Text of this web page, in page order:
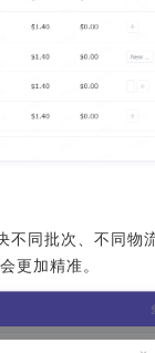
同批次、不同物
更加精准。